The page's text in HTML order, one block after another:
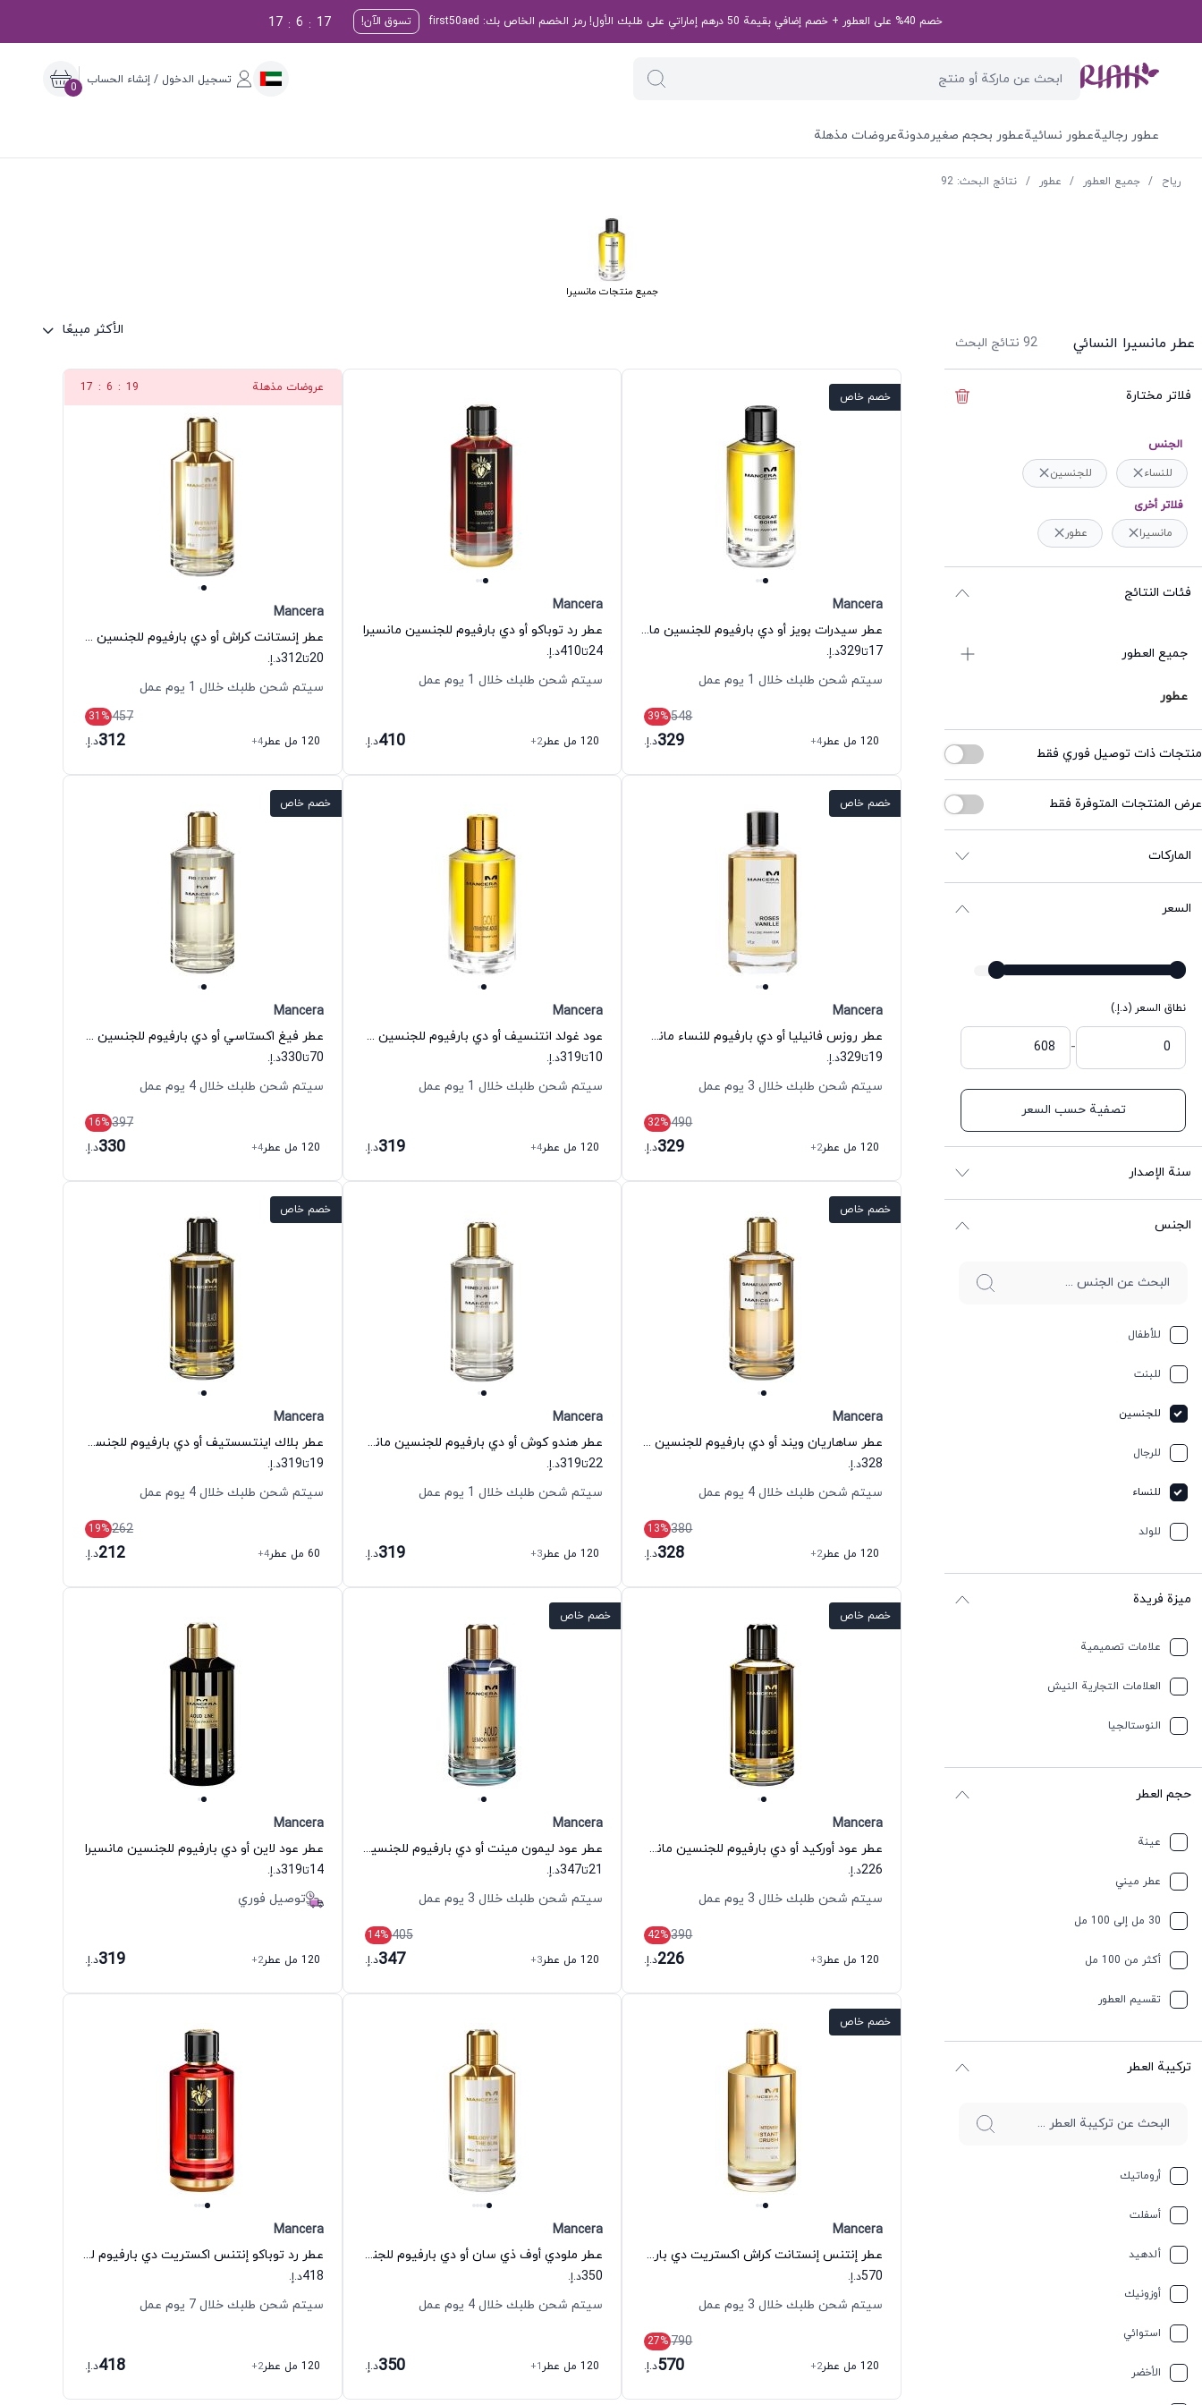
خصم 40% على العطور + خصم إضافي بقيمة 50 درهم إماراتي على طلبك الأول! رمز الخصم الخاص بك: first50aed تسوق الآن! 16
:
6
:
17
تسجيل الدخول / إنشاء الحساب
0
عطور رجاليةعطور نسائيةعطور بحجم صغيرمدونةعروضات مذهلة
ریاح / جميع العطور / عطور / نتائج البحث: 92
جميع منتجات مانسيرا
عطر مانسيرا النسائي 92 نتائج البحث
الأكثر مبيعًا
فلاتر مختارة
الجنس
للنساء للجنسين
فلاتر أخرى
مانسيرا عطور
فئات النتائج
جميع العطور
عطور
منتجات ذات توصيل فوري فقط
عرض المنتجات المتوفرة فقط
الماركات
السعر
نطاق السعر (د.إ.)
-
تصفية حسب السعر
سنة الإصدار
الجنس
للأطفال
للبنت
للجنسين
للرجال
للنساء
للولد
ميزة فريدة
علامات تصميمية
العلامات التجارية النيش
النوستالجيا
حجم العطر
عينة
عطر ميني
30 مل إلى 100 مل
أكثر من 100 مل
تقسیم العطور
ترکیبة العطر
أروماتيك
أسفلت
ألدهيد
أوزونيك
استوائي
الأخضر
خصم خاص
Mancera
عطر سيدرات بويز أو دي بارفيوم للجنسين مانسيرا
17تا329د.إ.
سيتم شحن طلبك خلال 1 يوم عمل
548
39%
120 مل عطر
+4
329د.إ.
Mancera
عطر رد توباكو أو دي بارفيوم للجنسين مانسيرا
24تا410د.إ.
سيتم شحن طلبك خلال 1 يوم عمل
120 مل عطر +2
410د.إ.
عروضات مذهلة 18
:
6
:
17
Mancera
عطر إنستانت كراش أو دي بارفيوم للجنسين مانسيرا
20تا312د.إ.
سيتم شحن طلبك خلال 1 يوم عمل
457
31 %
120 مل عطر
+4
312د.إ.
خصم خاص
Mancera
عطر روزس فانيليا أو دي بارفيوم للنساء مانسيرا
19تا329د.إ.
سيتم شحن طلبك خلال 3 يوم عمل
490
32%
120 مل عطر
+2
329د.إ.
Mancera
عود غولد انتنسيف أو دي بارفيوم للجنسين مانسيرا
10تا319د.إ.
سيتم شحن طلبك خلال 1 يوم عمل
120 مل عطر +4
319د.إ.
خصم خاص
Mancera
عطر فيغ اكستاسي أو دي بارفيوم للجنسين مانسيرا
70تا330د.إ.
سيتم شحن طلبك خلال 4 يوم عمل
397
16%
120 مل عطر
+4
330د.إ.
خصم خاص
Mancera
عطر ساهاريان ويند أو دي بارفيوم للجنسين مانسيرا
328د.إ.
سيتم شحن طلبك خلال 4 يوم عمل
380
13%
120 مل عطر
+2
328د.إ.
Mancera
عطر هندو كوش أو دي بارفيوم للجنسين مانسيرا
22تا319د.إ.
سيتم شحن طلبك خلال 1 يوم عمل
120 مل عطر +3
319د.إ.
خصم خاص
Mancera
عطر بلاك اينتسستيف أو دي بارفيوم للجنسين مانسيرا
19تا319د.إ.
سيتم شحن طلبك خلال 4 يوم عمل
262
19%
60 مل عطر
+4
212د.إ.
خصم خاص
Mancera
عطر عود أوركيد أو دي بارفيوم للجنسين مانسيرا
226د.إ.
سيتم شحن طلبك خلال 3 يوم عمل
390
42%
120 مل عطر
+3
226د.إ.
خصم خاص
Mancera
عطر عود ليمون مينت أو دي بارفيوم للجنسين مانسيرا
21تا347د.إ.
سيتم شحن طلبك خلال 3 يوم عمل
405
14%
120 مل عطر
+3
347د.إ.
Mancera
عطر عود لاين أو دي بارفيوم للجنسين مانسيرا
14تا319د.إ.
توصيل فوري
120 مل عطر +2
319د.إ.
خصم خاص
Mancera
عطر إنتنس إنستانت كراش اكستريت دي بارفيوم للجنسين مانسيرا
570د.إ.
سيتم شحن طلبك خلال 3 يوم عمل
790
27%
120 مل عطر
+2
570د.إ.
Mancera
عطر ملودي أوف ذي سان أو دي بارفيوم للجنسين مانسيرا
350د.إ.
سيتم شحن طلبك خلال 4 يوم عمل
120 مل عطر +1
350د.إ.
Mancera
عطر رد توباكو إنتنس اكستريت دي بارفيوم للجنسين مانسيرا
418د.إ.
سيتم شحن طلبك خلال 7 يوم عمل
120 مل عطر +2
418د.إ.